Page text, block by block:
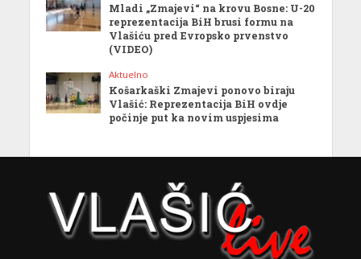
Mladi „Zmajevi“ na krovu Bosne: U-20
reprezentacija BiH brusi formu na
Vlašiću pred Evropsko prvenstvo
(VIDEO)
Aktuelno
Košarkaški Zmajevi ponovo biraju
Vlašić: Reprezentacija BiH ovdje
počinje put ka novim uspjesima